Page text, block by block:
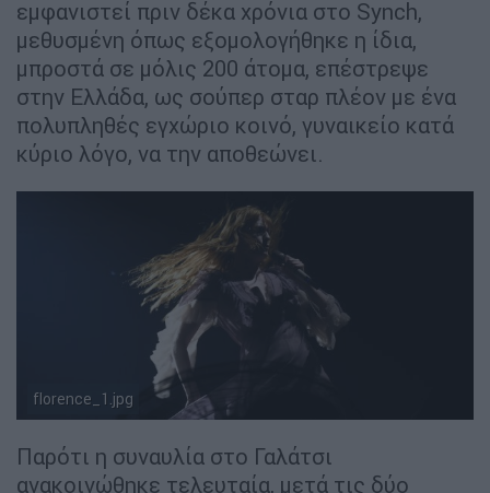
εμφανιστεί πριν δέκα χρόνια στο Synch,
μεθυσμένη όπως εξομολογήθηκε η ίδια,
μπροστά σε μόλις 200 άτομα, επέστρεψε
στην Ελλάδα, ως σούπερ σταρ πλέον με ένα
πολυπληθές εγχώριο κοινό, γυναικείο κατά
κύριο λόγο, να την αποθεώνει.
florence_1.jpg
Παρότι η συναυλία στο Γαλάτσι
ανακοινώθηκε τελευταία, μετά τις δύο